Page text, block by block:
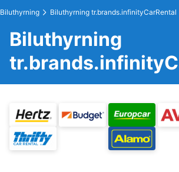
Biluthyrning Biluthyrning tr.brands.infinityCarRental
Biluthyrning